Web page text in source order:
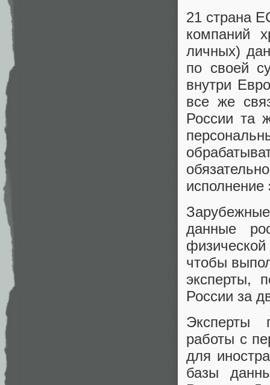
21 страна
компаний
личных)
по своей
внутри
все же
России та
исполнение
данные
чтобы
эксперты,
России за
Эксперты
работы с
для
базы